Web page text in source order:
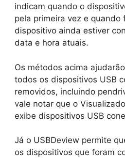
indicam quando o
pela primeira vez e quando
dispositivo ainda estiver
data e hora atuais.
Os métodos acima
todos os dispositivos USB
removidos, incluindo
vale notar que o
exibe dispositivos USB
Já o USBDeview permite
os dispositivos que foram